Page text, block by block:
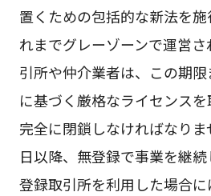
置くための包括的な新法を
れまでグレーゾーンで運営
引所や仲介業者は、この期
に基づく厳格なライセンス
完全に閉鎖しなければなり
日以降、無登録で事業を継
登録取引所を利用した場合